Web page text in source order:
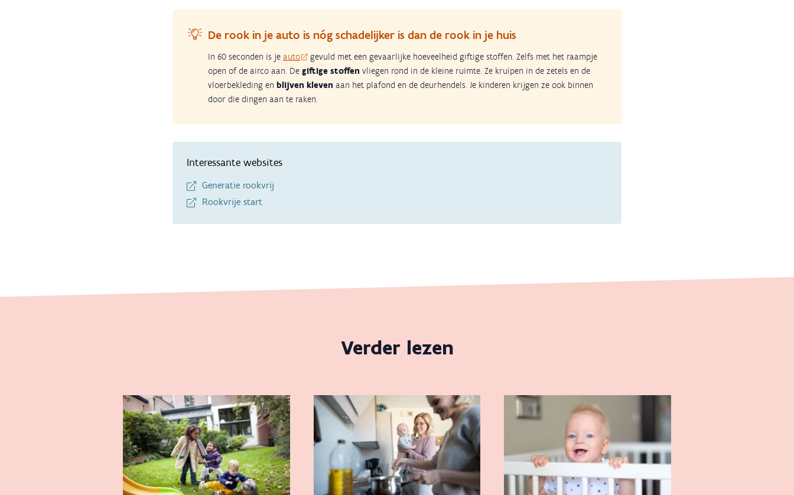
De rook in je auto is nóg schadelijker is dan de rook in je huis
In 60 seconden is je auto
gevuld met een gevaarlijke hoeveelheid giftige stoffen. Zelfs met het raampje
open of de airco aan. De giftige stoffen vliegen rond in de kleine ruimte. Ze kruipen in de zetels en de
vloerbekleding en blijven kleven aan het plafond en de deurhendels. Je kinderen krijgen ze ook binnen
door die dingen aan te raken.
Interessante websites
Generatie rookvrij
Rookvrije start
Verder lezen